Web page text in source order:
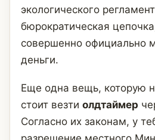
экологического
бюрократическая
совершенно официально
деньги.
Еще одна вещь, которую
стоит везти олдтаймер
Согласно их законам, у